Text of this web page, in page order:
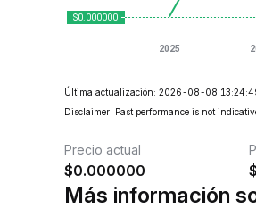
Última actualización: 2026-08-08
Disclaimer. Past performance is not
Precio actual
$0.000000 $
Más información